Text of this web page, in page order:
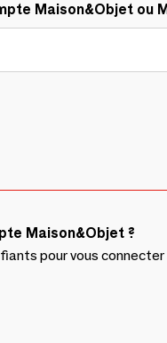
Maison&Objet ou
Maison&Objet ?
pour vous connecter